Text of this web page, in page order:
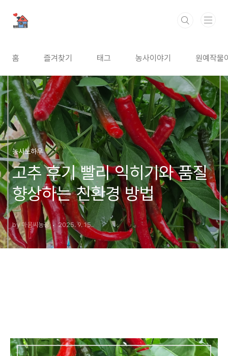
홈 즐겨찾기 태그 농사이야기 원예작물
농사노하우
고추 후기 빨리 익히기와 품질
향상하는 친환경 방법
by 마음씨농장 2025. 9. 15.